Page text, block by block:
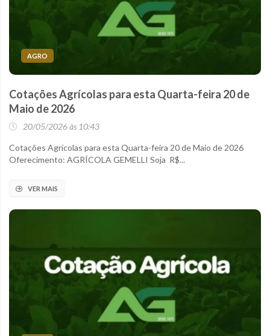
AGRO
Cotações Agrícolas para esta Quarta-feira 20 de
Maio de 2026
20/05/2026 às 10:43
Cotações Agrícolas para esta Quarta-feira 20 de Maio de 2026
Oferecimento: AGRÍCOLA GEMELLI Soja R$...
VER MAIS